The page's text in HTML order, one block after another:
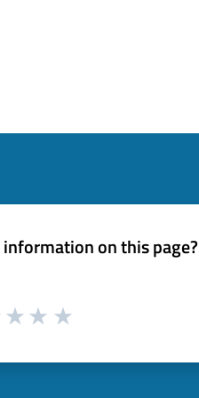
on this page?